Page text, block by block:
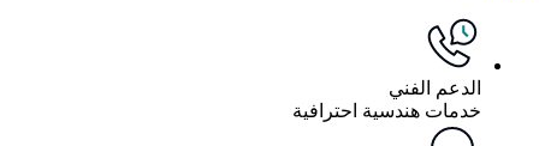
الدعم الفني
خدمات هندسية احترافية